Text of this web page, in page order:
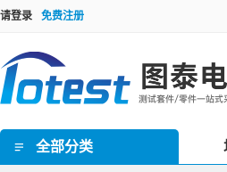
请登录 免费注册
全部分类